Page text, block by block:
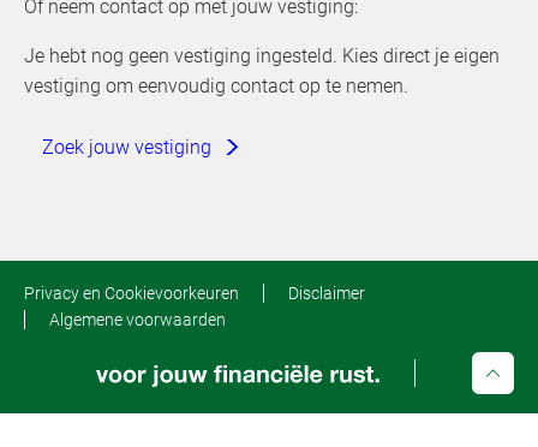
Of neem contact op met jouw vestiging:
Je hebt nog geen vestiging ingesteld. Kies direct je eigen
vestiging om eenvoudig contact op te nemen.
Zoek jouw vestiging
Privacy en Cookievoorkeuren
Disclaimer
Algemene voorwaarden